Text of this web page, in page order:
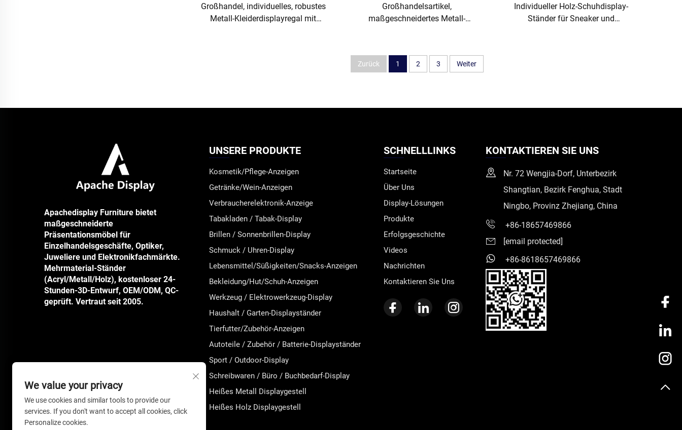
Großhandel, individuelles, robustes
Metall-Kleiderdisplayregal mit
Großhandelsartikel,
maßgeschneidertes Metall-
Einkaufstaschen,
Einzelhandelsfiliale, Lochwand-
Individueller Holz-Schuhdisplay-
Ständer für Sneaker und
Zurück 1 2 3 Weiter
Apachedisplay Furniture bietet
maßgeschneiderte
Präsentationsmöbel für
Einzelhandelsgeschäfte, Optiker,
Juweliere und Elektronikfachmärkte.
Mehrmaterial-Ständer
(Acryl/Metall/Holz), kostenloser 24-
Stunden-3D-Entwurf, OEM/ODM, QC-
geprüft. Vertraut seit 2005.
UNSERE PRODUKTE
Kosmetik/Pflege-Anzeigen
Getränke/Wein-Anzeigen
Verbraucherelektronik-Anzeige
Tabakladen / Tabak-Display
Brillen / Sonnenbrillen-Display
Schmuck / Uhren-Display
Lebensmittel/Süßigkeiten/Snacks-Anzeigen
Bekleidung/Hut/Schuh-Anzeigen
Werkzeug / Elektrowerkzeug-Display
Haushalt / Garten-Displayständer
Tierfutter/Zubehör-Anzeigen
Autoteile / Zubehör / Batterie-Displayständer
Sport / Outdoor-Display
Schreibwaren / Büro / Buchbedarf-Display
Heißes Metall Displaygestell
Heißes Holz Displaygestell
SCHNELLLINKS
Startseite
Über Uns
Display-Lösungen
Produkte
Erfolgsgeschichte
Videos
Nachrichten
Kontaktieren Sie Uns
KONTAKTIEREN SIE UNS
Nr. 72 Wengjia-Dorf, Unterbezirk
Shangtian, Bezirk Fenghua, Stadt
Ningbo, Provinz Zhejiang, China
+86-18657469866
[email protected]
+86-8618657469866
We value your privacy
We use cookies and similar tools to provide our
services. If you don't want to accept all cookies, click
Personalize cookies.